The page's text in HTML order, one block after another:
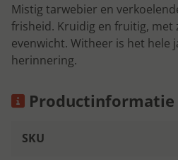
Mistig tarwebier en
frisheid. Kruidig en fruitig, met
evenwicht. Witheer is het hele
herinnering.
Productinformatie
SKU